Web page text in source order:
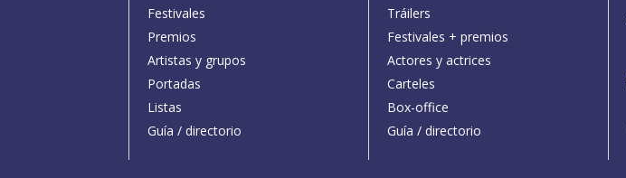
Festivales
Premios
Artistas y grupos
Portadas
Listas
Guía / directorio
Tráilers
Festivales + premios
Actores y actrices
Carteles
Box-office
Guía / directorio